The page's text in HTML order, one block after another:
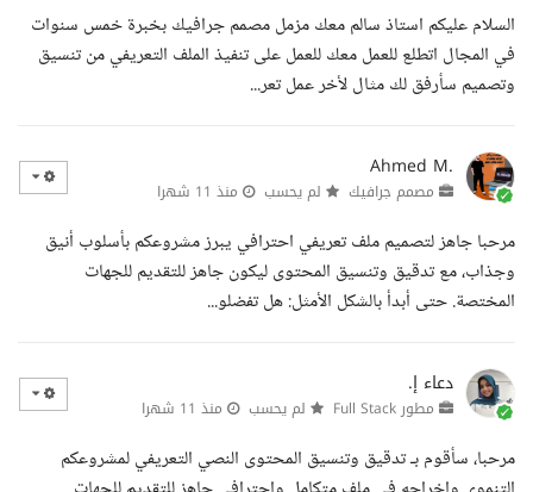
السلام عليكم استاذ سالم معك مزمل مصمم جرافيك بخبرة خمس سنوات
في المجال اتطلع للعمل معك للعمل على تنفيذ الملف التعريفي من تنسيق
وتصميم سأرفق لك مثال لأخر عمل تعر...
Ahmed M.
مصمم جرافيك لم يحسب منذ 11 شهرا
مرحبا جاهز لتصميم ملف تعريفي احترافي يبرز مشروعكم بأسلوب أنيق
وجذاب، مع تدقيق وتنسيق المحتوى ليكون جاهز للتقديم للجهات
المختصة. حتى أبدأ بالشكل الأمثل: هل تفضلو...
دعاء إ.
مطور Full Stack لم يحسب منذ 11 شهرا
مرحبا، سأقوم بـ تدقيق وتنسيق المحتوى النصي التعريفي لمشروعكم